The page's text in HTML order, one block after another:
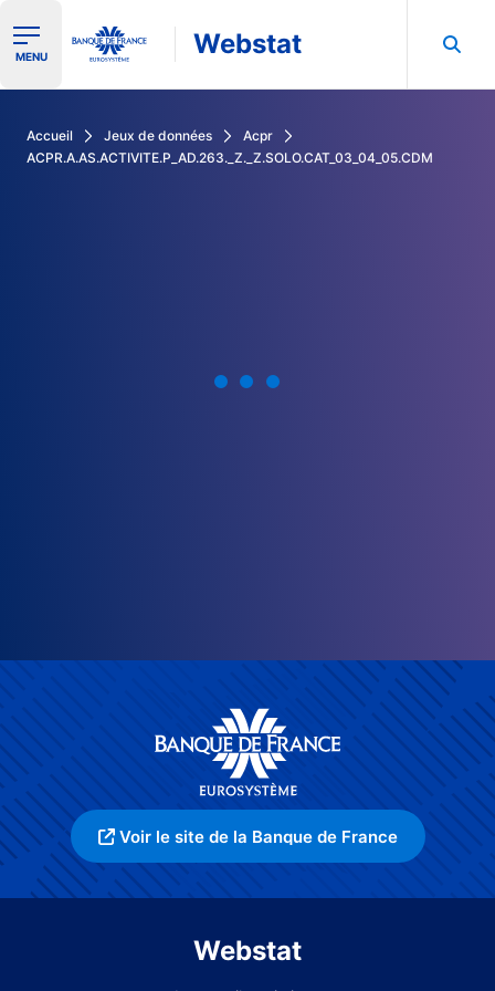
Ouvrir le menu de navigation
MENU Webstat
Accueil Jeux de données
Acpr
ACPR.A.AS.ACTIVITE.P_AD.263._Z._Z.SOLO.CAT_03_04_05.CDM
Voir le site de la Banque de France
Webstat